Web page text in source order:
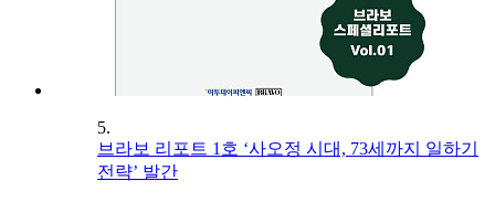
5.
브라보 리포트 1호 ‘사오정 시대, 73세까지 일하기
전략’ 발간